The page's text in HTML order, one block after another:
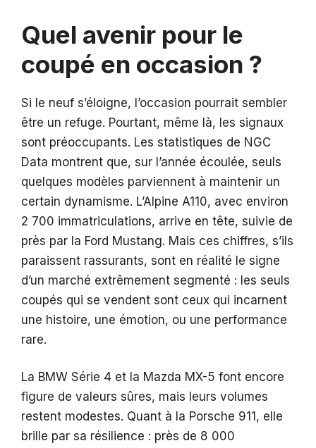
Quel avenir pour le
coupé en occasion ?
Si le neuf s’éloigne, l’occasion pourrait sembler
être un refuge. Pourtant, même là, les signaux
sont préoccupants. Les statistiques de NGC
Data montrent que, sur l’année écoulée, seuls
quelques modèles parviennent à maintenir un
certain dynamisme. L’Alpine A110, avec environ
2 700 immatriculations, arrive en tête, suivie de
près par la Ford Mustang. Mais ces chiffres, s’ils
paraissent rassurants, sont en réalité le signe
d’un marché extrêmement segmenté : les seuls
coupés qui se vendent sont ceux qui incarnent
une histoire, une émotion, ou une performance
rare.
La BMW Série 4 et la Mazda MX-5 font encore
figure de valeurs sûres, mais leurs volumes
restent modestes. Quant à la Porsche 911, elle
brille par sa résilience : près de 8 000